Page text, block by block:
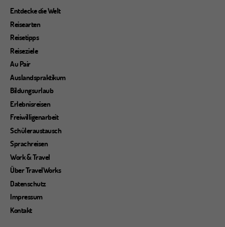
Beiträge
Entdecke die Welt
Reisearten
Reisetipps
Reiseziele
Au Pair
Auslandspraktikum
Bildungsurlaub
Erlebnisreisen
Freiwilligenarbeit
Schüleraustausch
Sprachreisen
Work & Travel
Über TravelWorks
Datenschutz
Impressum
Kontakt